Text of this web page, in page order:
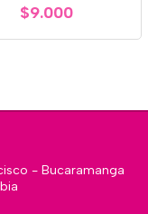
$9.000
- Bucaramanga